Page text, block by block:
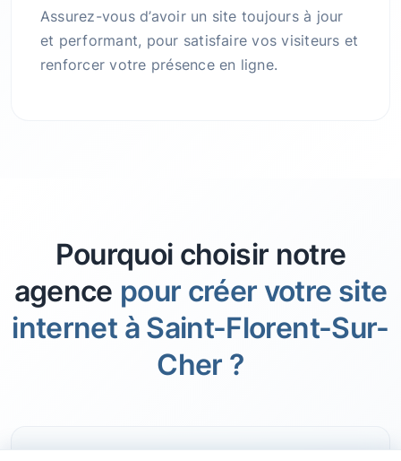
Assurez-vous d’avoir un site toujours à jour
et performant, pour satisfaire vos visiteurs et
renforcer votre présence en ligne.
Pourquoi choisir notre
agence pour créer votre site
internet à Saint-Florent-Sur-
Cher ?